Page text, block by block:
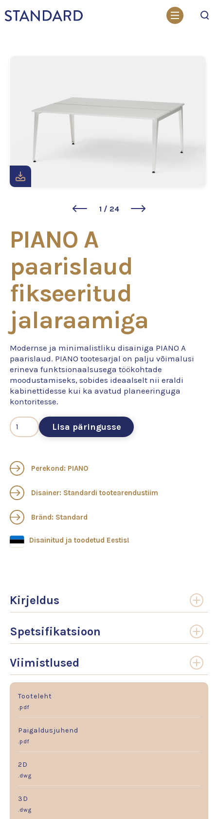
1 / 24
PIANO A
paarislaud
fikseeritud
jalaraamiga
Modernse ja minimalistliku disainiga PIANO A
paarislaud. PIANO tootesarjal on palju võimalusi
erineva funktsionaalsusega töökohtade
moodustamiseks, sobides ideaalselt nii eraldi
kabinettidesse kui ka avatud planeeringuga
kontoritesse.
Lisa päringusse
Perekond: PIANO
Disainer: Standardi tootearendustiim
Bränd: Standard
Disainitud ja toodetud Eestis!
Kirjeldus
Spetsifikatsioon
Viimistlused
Tooteleht
.pdf
Paigaldusjuhend
.pdf
2D
.dwg
3D
.dwg